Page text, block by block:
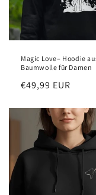
Magic Love– Hoodie
Baumwolle für Damen
Regular
€49,99 EUR